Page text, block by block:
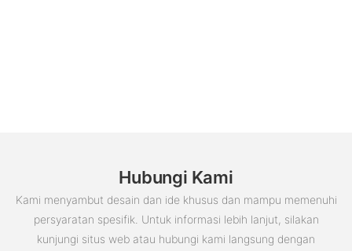
Hubungi Kami
Kami menyambut desain dan ide khusus dan mampu memenuhi
persyaratan spesifik. Untuk informasi lebih lanjut, silakan
kunjungi situs web atau hubungi kami langsung dengan